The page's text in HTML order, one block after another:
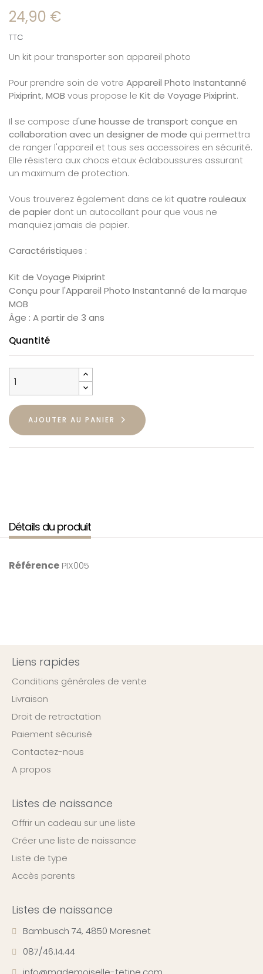
24,90 €
TTC
Un kit pour transporter son appareil photo
Pour prendre soin de votre Appareil Photo Instantanné
Pixiprint, MOB vous propose le Kit de Voyage Pixiprint.
Il se compose d'une housse de transport conçue en
collaboration avec un designer de mode qui permettra
de ranger l'appareil et tous ses accessoires en sécurité.
Elle résistera aux chocs etaux éclaboussures assurant
un maximum de protection.
Vous trouverez également dans ce kit quatre rouleaux
de papier dont un autocollant pour que vous ne
manquiez jamais de papier.
Caractéristiques :
Kit de Voyage Pixiprint
Conçu pour l'Appareil Photo Instantanné de la marque
MOB
Âge : A partir de 3 ans
Quantité
AJOUTER AU PANIER
Détails du produit
Référence PIX005
Liens rapides
Conditions générales de vente
Livraison
Droit de retractation
Paiement sécurisé
Contactez-nous
A propos
Listes de naissance
Offrir un cadeau sur une liste
Créer une liste de naissance
Liste de type
Accès parents
Listes de naissance
Bambusch 74, 4850 Moresnet
087/46.14.44